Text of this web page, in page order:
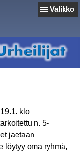
Valikko
klo
n. 5-
jaetaan
löytyy oma ryhmä,